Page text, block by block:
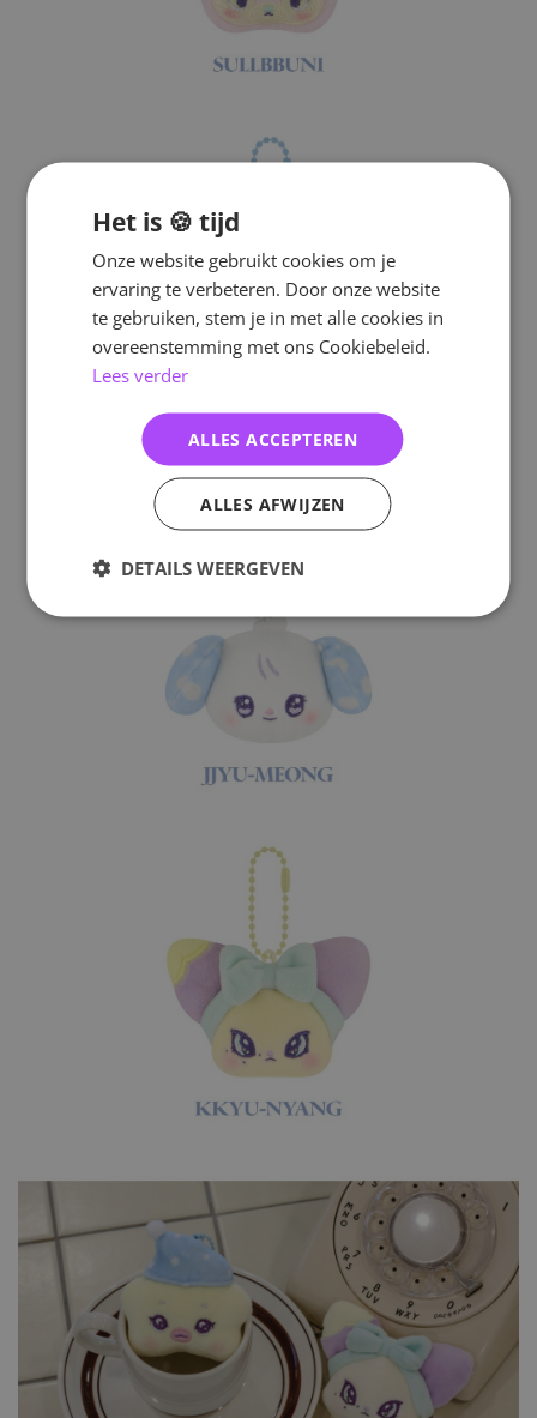
Het is 🍪 tijd
Onze website gebruikt cookies om je
ervaring te verbeteren. Door onze website
te gebruiken, stem je in met alle cookies in
overeenstemming met ons Cookiebeleid.
Lees verder
ALLES ACCEPTEREN
ALLES AFWIJZEN
DETAILS WEERGEVEN